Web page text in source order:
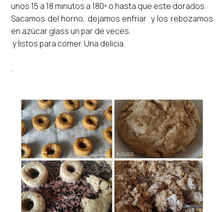
unos 15 a 18 minutos a 180º o hasta que este dorados.
Sacamos del horno, dejamos enfriar y los rebozamos
en azúcar glass un par de veces.
y listos para comer. Una delicia.
.